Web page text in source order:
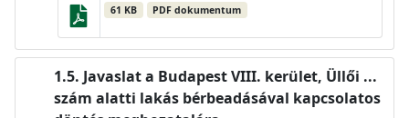
61 KB PDF dokumentum
Javaslat a Budapest VIII. kerület, Üllői ...
szám alatti lakás bérbeadásával kapcsolatos